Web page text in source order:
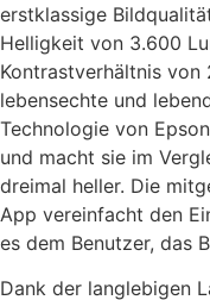
erstklassige
Helligkeit von 3.600
Kontrastverhältnis
lebensechte und
Technologie von
und macht sie im
dreimal heller. Die
App vereinfacht den
es dem Benutzer, das
Dank der langlebigen